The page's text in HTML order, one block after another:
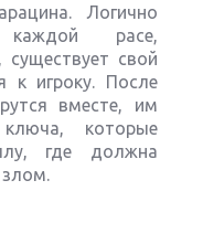
Логично
расе,
существует свой
к игроку. После
вместе, им
которые
где должна
Microsoft и